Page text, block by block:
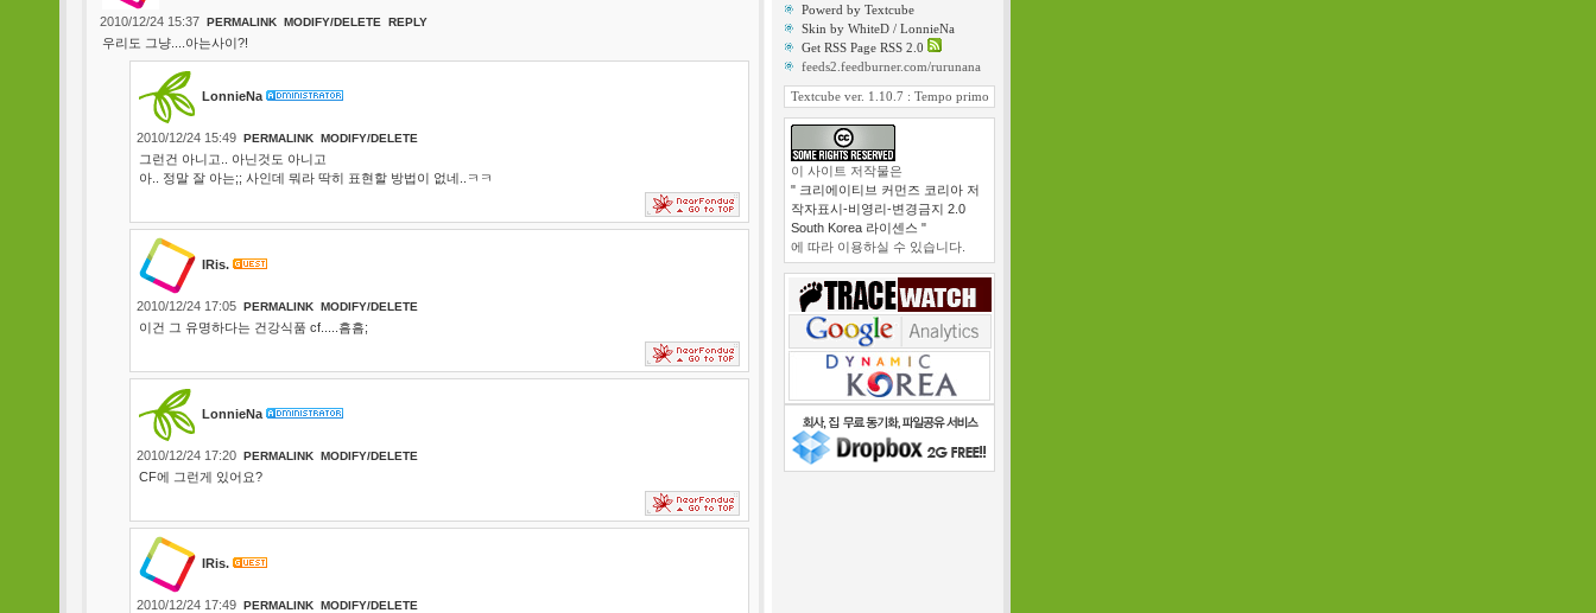
2010/12/24 15:37 PERMALINK MODIFY/DELETE REPLY
우리도 그냥....아는사이?!
LonnieNa
2010/12/24 15:49 PERMALINK MODIFY/DELETE
그런건 아니고.. 아닌것도 아니고
아.. 정말 잘 아는;; 사인데 뭐라 딱히 표현할 방법이 없네..ㅋㅋ
IRis.
2010/12/24 17:05 PERMALINK MODIFY/DELETE
이건 그 유명하다는 건강식품 cf.....흠흠;
LonnieNa
2010/12/24 17:20 PERMALINK MODIFY/DELETE
CF에 그런게 있어요?
IRis.
2010/12/24 17:49 PERMALINK MODIFY/DELETE
Powerd by Textcube
Skin by WhiteD / LonnieNa
Get RSS Page RSS 2.0
feeds2.feedburner.com/rurunana
Textcube ver. 1.10.7 : Tempo primo
이 사이트 저작물은
" 크리에이티브 커먼즈 코리아 저
작자표시-비영리-변경금지 2.0
South Korea 라이센스 "
에 따라 이용하실 수 있습니다.